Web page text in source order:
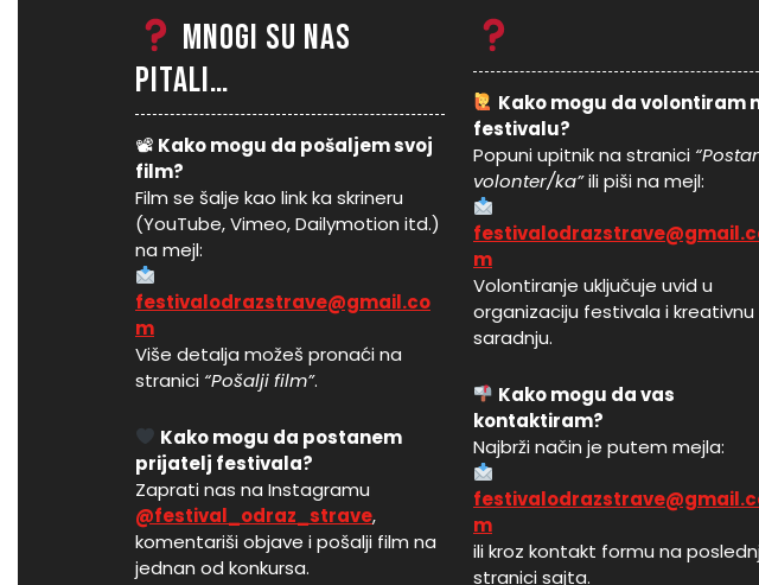
Mnogi su nas
pitali…
📽 Kako mogu da pošaljem svoj
film?
Film se šalje kao link ka skrineru
(YouTube, Vimeo, Dailymotion itd.)
na mejl:
festivalodrazstrave@gmail.co
m
Više detalja možeš pronaći na
stranici “Pošalji film”.
Kako mogu da postanem
prijatelj festivala?
Zaprati nas na Instagramu
@festival_odraz_strave,
komentariši objave i pošalji film na
jednan od konkursa.
Kako mogu da volontiram
festivalu?
Popuni upitnik na stranici
volonter/ka”ili piši na mejl:
m
Volontiranje uključuje uvid u
organizaciju festivala i kreativnu
saradnju.
Kako mogu da vas
kontaktiram?
Najbrži način je putem mejla:
m
ili kroz kontakt formu na
stranici sajta.